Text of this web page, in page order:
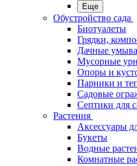
Еще
Обустройство сада
Биотуалеты
Грядки,
Дачные
Мусорные
Опоры и
Парники и
Садовые
Септики для
Растения
Аксессуары
Букеты
Водные
Комнатные